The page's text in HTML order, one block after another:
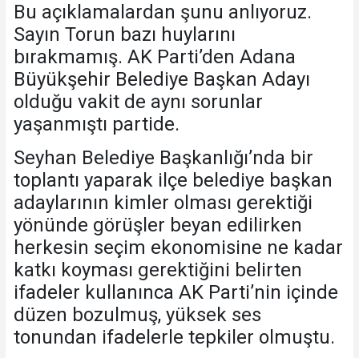
Bu açıklamalardan şunu anlıyoruz.
Sayın Torun bazı huylarını
bırakmamış. AK Parti’den Adana
Büyükşehir Belediye Başkan Adayı
olduğu vakit de aynı sorunlar
yaşanmıştı partide.
Seyhan Belediye Başkanlığı’nda bir
toplantı yaparak ilçe belediye başkan
adaylarının kimler olması gerektiği
yönünde görüşler beyan edilirken
herkesin seçim ekonomisine ne kadar
katkı koyması gerektiğini belirten
ifadeler kullanınca AK Parti’nin içinde
düzen bozulmuş, yüksek ses
tonundan ifadelerle tepkiler olmuştu.